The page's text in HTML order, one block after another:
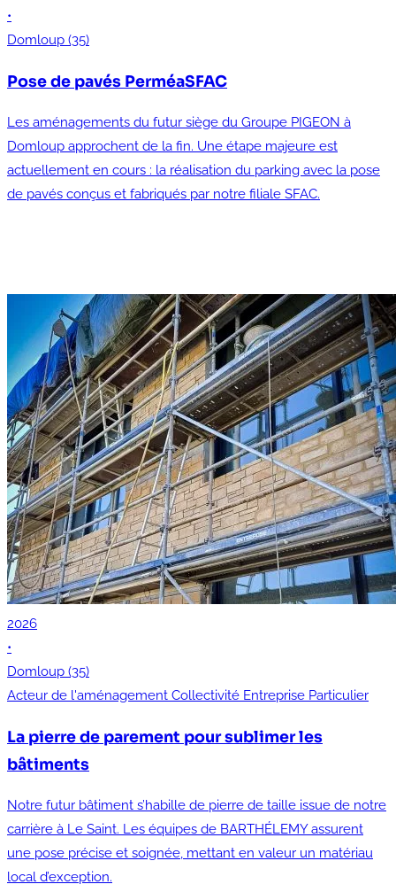
•
Domloup (35)
Pose de pavés PerméaSFAC
Les aménagements du futur siège du Groupe PIGEON à
Domloup approchent de la fin. Une étape majeure est
actuellement en cours : la réalisation du parking avec la pose
de pavés conçus et fabriqués par notre filiale SFAC.
2026
•
Domloup (35)
Acteur de l'aménagement Collectivité Entreprise Particulier
La pierre de parement pour sublimer les
bâtiments
Notre futur bâtiment s’habille de pierre de taille issue de notre
carrière à Le Saint. Les équipes de BARTHÉLEMY assurent
une pose précise et soignée, mettant en valeur un matériau
local d’exception.